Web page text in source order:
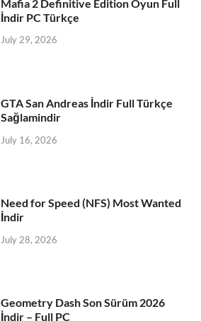
Mafia 2 Definitive Edition Oyun Full
İndir PC Türkçe
July 29, 2026
GTA San Andreas İndir Full Türkçe
Sağlamindir
July 16, 2026
Need for Speed (NFS) Most Wanted
İndir
July 28, 2026
Geometry Dash Son Sürüm 2026
İndir – Full PC